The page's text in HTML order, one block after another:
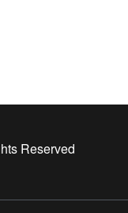
Reserved